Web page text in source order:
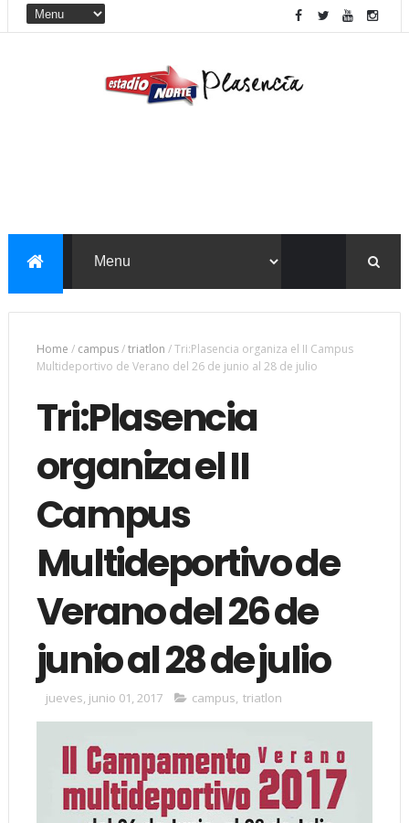
Home / campus/triatlon /Tri:Plasencia organiza el II Campus
Multideportivo de Verano del 26 de junio al 28 de julio
Tri:Plasencia
organiza el II
Campus
Multideportivo de
Verano del 26 de
junio al 28 de julio
jueves, junio 01, 2017 campus, triatlon